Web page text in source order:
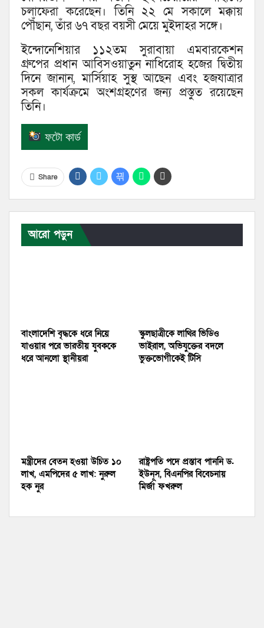
চলাফেরা করেছেন। তিনি ২২ মে সকালে মক্কায়
পৌঁছান, তাঁর ৬৭ বছর বয়সী মেয়ে মুইদাহর সঙ্গে।
ইন্দোনেশিয়ার ১১২তম সুরাবায়া এমবারকেশন
গ্রুপের প্রধান আবিসওয়াতুন নাধিরোহ হজের দ্বিতীয়
দিনে জানান, মার্সিয়াহ সুস্থ আছেন এবং হজযাত্রার
সকল কার্যক্রমে অংশগ্রহণের জন্য প্রস্তুত রয়েছেন
তিনি।
ফটো কার্ড
Share
আরো পড়ুন
বাংলাদেশি বৃদ্ধকে ধরে নিয়ে
যাওয়ার পরে ভারতীয় যুবককে
ধরে আনলো স্থানীয়রা
স্কুলছাত্রীকে লাথির ভিডিও
ভাইরাল, অভিযুক্তের বদলে
ভুক্তভোগীকেই টিসি
মন্ত্রীদের বেতন হওয়া উচিত ১০
লাখ, এমপিদের ৫ লাখ: নুরুল
হক নুর
রাষ্ট্রপতি পদে প্রস্তাব পাননি ড.
ইউনূস, বিএনপির বিবেচনায়
মির্জা ফখরুল